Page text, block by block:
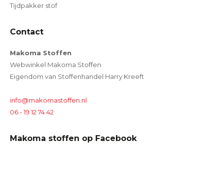
Tijdpakker stof
Contact
Makoma Stoffen
Webwinkel Makoma Stoffen
Eigendom van Stoffenhandel Harry Kreeft
info@makomastoffen.nl
06 - 19 12 74 42
Makoma stoffen op Facebook